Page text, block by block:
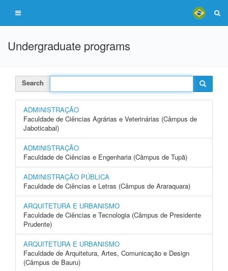
Undergraduate programs
Search
ADMINISTRAÇÃO
Faculdade de Ciências Agrárias e Veterinárias (Câmpus de
Jaboticabal)
ADMINISTRAÇÃO
Faculdade de Ciências e Engenharia (Câmpus de Tupã)
ADMINISTRAÇÃO PÚBLICA
Faculdade de Ciências e Letras (Câmpus de Araraquara)
ARQUITETURA E URBANISMO
Faculdade de Ciências e Tecnologia (Câmpus de Presidente
Prudente)
ARQUITETURA E URBANISMO
Faculdade de Arquitetura, Artes, Comunicação e Design
(Câmpus de Bauru)